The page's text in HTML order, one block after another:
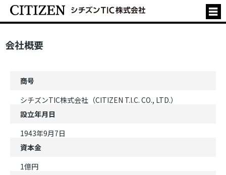
会社概要
商号
シチズンTIC株式会社（CITIZEN T.I.C. CO., LTD.）
設立年月日
1943年9月7日
資本金
1億円